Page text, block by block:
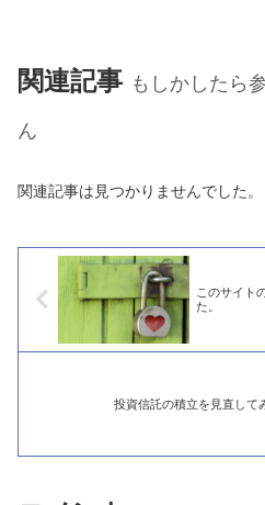
関連記事 もしかしたら
ん
関連記事は見つかりませんでした。
このサイト
た。
投資信託の積立を見直して